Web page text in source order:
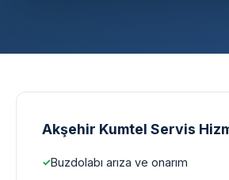
Akşehir Kumtel Servis
Buzdolabı arıza ve onarım